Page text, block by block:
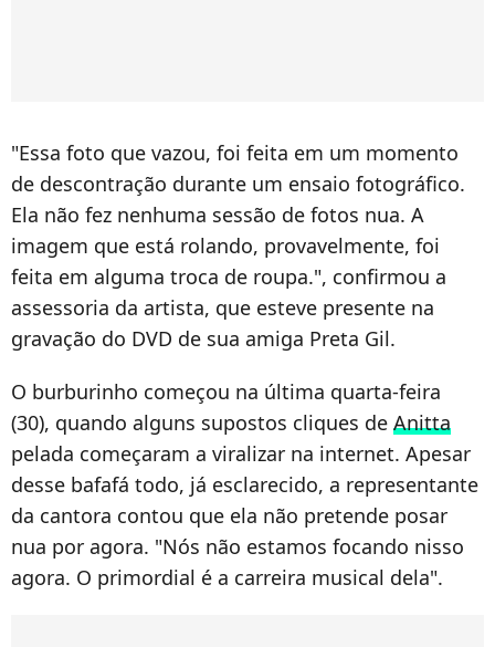
"Essa foto que vazou, foi feita em um momento
de descontração durante um ensaio fotográfico.
Ela não fez nenhuma sessão de fotos nua. A
imagem que está rolando, provavelmente, foi
feita em alguma troca de roupa.", confirmou a
assessoria da artista, que esteve presente na
gravação do DVD de sua amiga Preta Gil.
O burburinho começou na última quarta-feira
(30), quando alguns supostos cliques de Anitta
pelada começaram a viralizar na internet. Apesar
desse bafafá todo, já esclarecido, a representante
da cantora contou que ela não pretende posar
nua por agora. "Nós não estamos focando nisso
agora. O primordial é a carreira musical dela".